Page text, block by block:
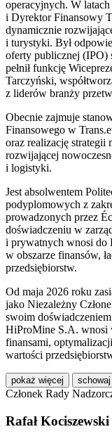
operacyjnych. W
i Dyrektor Finansowy
dynamicznie
i turystyki. Był
oferty publicznej (IPO)
pełnił funkcję
Tarczyński,
z liderów branży
Obecnie zajmuje
Finansowego w
oraz realizację
rozwijającej
i logistyki.
Jest absolwentem
podyplomowych z
prowadzonych przez
doświadczeniu w
i prywatnych wnosi do
w obszarze finansów,
przedsiębiorstw.
Od maja 2026 roku
jako Niezależny
swoim
HiProMine S.A. wnosi
finansami,
wartości
pokaż więcej schowaj
Członek Rady
Rafał Kociszewski